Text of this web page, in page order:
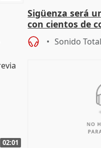
Sigüenza será
con cientos de
espectadores
Sonido
02:01